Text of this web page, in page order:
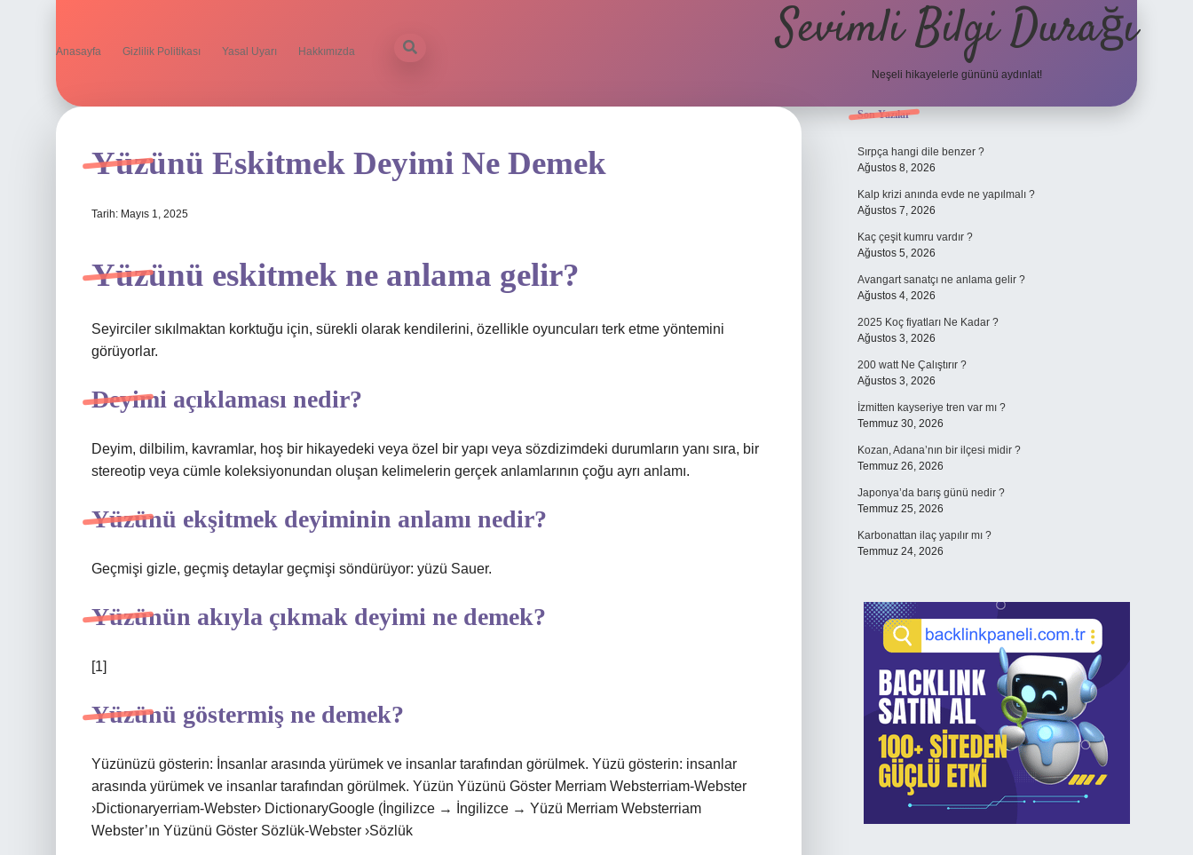
Anasayfa Gizlilik Politikası Yasal Uyarı Hakkımızda Sevimli Bilgi Durağı
Neşeli hikayelerle gününü aydınlat!
Yüzünü Eskitmek Deyimi Ne Demek
Tarih: Mayıs 1, 2025
Yüzünü eskitmek ne anlama gelir?
Seyirciler sıkılmaktan korktuğu için, sürekli olarak kendilerini, özellikle oyuncuları terk etme yöntemini
görüyorlar.
Deyimi açıklaması nedir?
Deyim, dilbilim, kavramlar, hoş bir hikayedeki veya özel bir yapı veya sözdizimdeki durumların yanı sıra, bir
stereotip veya cümle koleksiyonundan oluşan kelimelerin gerçek anlamlarının çoğu ayrı anlamı.
Yüzünü ekşitmek deyiminin anlamı nedir?
Geçmişi gizle, geçmiş detaylar geçmişi söndürüyor: yüzü Sauer.
Yüzünün akıyla çıkmak deyimi ne demek?
[1]
Yüzünü göstermiş ne demek?
Yüzünüzü gösterin: İnsanlar arasında yürümek ve insanlar tarafından görülmek. Yüzü gösterin: insanlar
arasında yürümek ve insanlar tarafından görülmek. Yüzün Yüzünü Göster Merriam Websterriam-Webster
›Dictionaryerriam-Webster› DictionaryGoogle (İngilizce → İngilizce → Yüzü Merriam Websterriam
Webster’ın Yüzünü Göster Sözlük-Webster ›Sözlük
Sidebar
Son Yazılar
Sırpça hangi dile benzer ?
Ağustos 8, 2026
Kalp krizi anında evde ne yapılmalı ?
Ağustos 7, 2026
Kaç çeşit kumru vardır ?
Ağustos 5, 2026
Avangart sanatçı ne anlama gelir ?
Ağustos 4, 2026
2025 Koç fiyatları Ne Kadar ?
Ağustos 3, 2026
200 watt Ne Çalıştırır ?
Ağustos 3, 2026
İzmitten kayseriye tren var mı ?
Temmuz 30, 2026
Kozan, Adana’nın bir ilçesi midir ?
Temmuz 26, 2026
Japonya’da barış günü nedir ?
Temmuz 25, 2026
Karbonattan ilaç yapılır mı ?
Temmuz 24, 2026